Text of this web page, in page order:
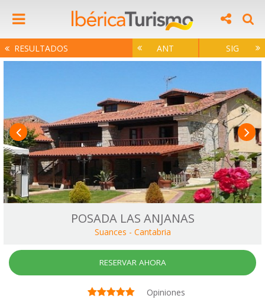
RESULTADOS ANT SIG
POSADA LAS ANJANAS
Suances - Cantabria
RESERVAR AHORA
Opiniones